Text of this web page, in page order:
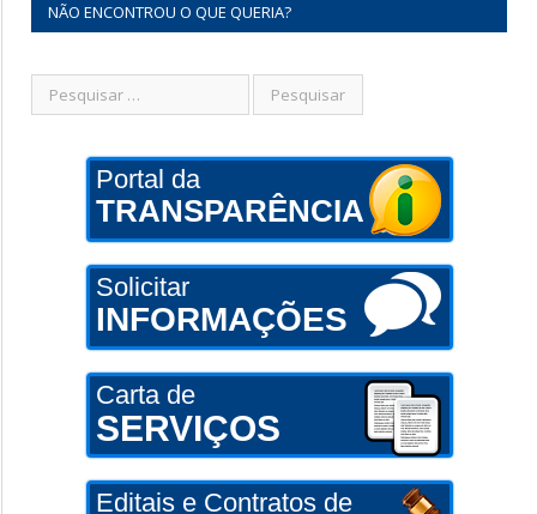
NÃO ENCONTROU O QUE QUERIA?
Portal da
TRANSPARÊNCIA
Solicitar
INFORMAÇÕES
Carta de
SERVIÇOS
Editais e Contratos de